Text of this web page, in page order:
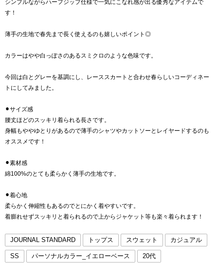
シンプルながらハーフジップ仕様で一気にこなれ感が出る優秀なアイテムで
す！
薄手の生地で春先まで長く使えるのも嬉しいポイント◎
カラーはやや白っぽさのあるスミクロのような色味です。
今回は白とグレーを基調にし、レーススカートと合わせ春らしいコーディネー
トにしてみました。
⚫︎サイズ感
腰丈ほどのスッキリ着られる長さです。
身幅もややゆとりがあるので薄手のシャツやカットソーとレイヤードするのも
オススメです！
⚫︎素材感
綿100%のとても柔らかく薄手の生地です。
⚫︎着心地
柔らかく伸縮性もあるのでとにかく着やすいです。
着膨れせずスッキリと着られるので上からジャケット等も楽々着られます！
JOURNAL STANDARD トップス スウェット カジュアル
SS パーソナルカラー_イエローベース 20代